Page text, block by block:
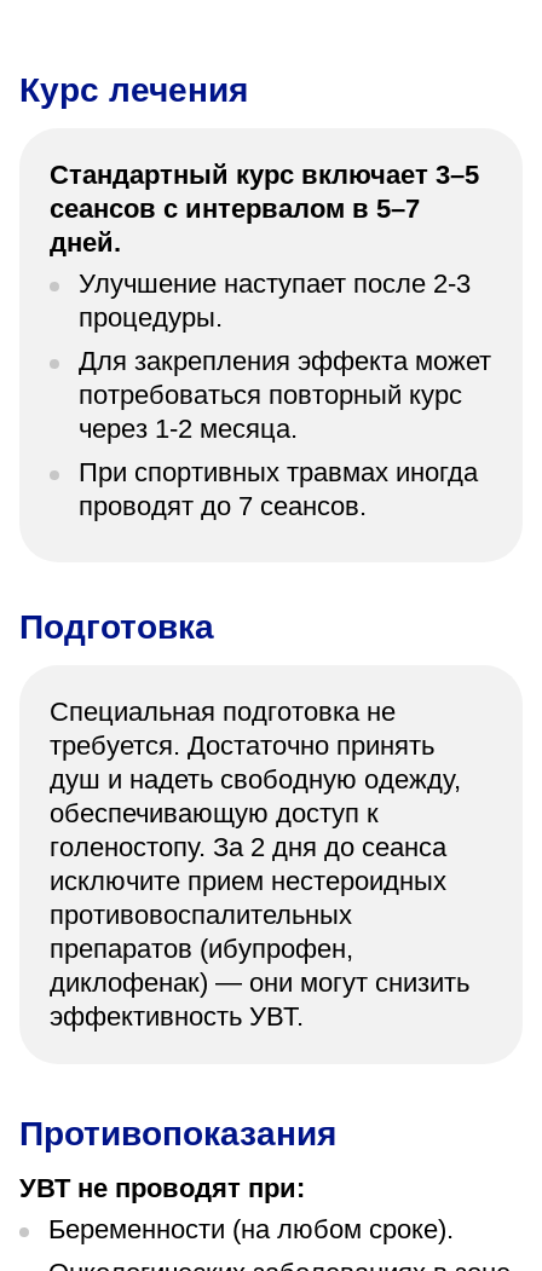
Курс лечения
Стандартный курс включает 3–5
сеансов с интервалом в 5–7
дней.
Улучшение наступает после 2-3
процедуры.
Для закрепления эффекта может
потребоваться повторный курс
через 1-2 месяца.
При спортивных травмах иногда
проводят до 7 сеансов.
Подготовка
Специальная подготовка не
требуется. Достаточно принять
душ и надеть свободную одежду,
обеспечивающую доступ к
голеностопу. За 2 дня до сеанса
исключите прием нестероидных
противовоспалительных
препаратов (ибупрофен,
диклофенак) — они могут снизить
эффективность УВТ.
Противопоказания
УВТ не проводят при:
Беременности (на любом сроке).